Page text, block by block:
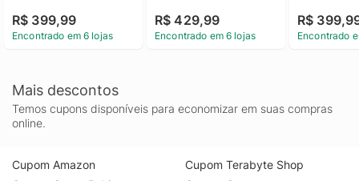
R$ 399,99
Encontrado em 6 lojas
R$ 429,99
Encontrado em 6 lojas
R$
Encontrado
Mais descontos
Temos cupons disponíveis para economizar em suas compras
online.
Cupom Amazon
Cupom Terabyte Shop